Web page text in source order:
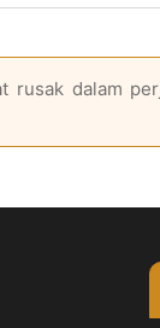
rusak dalam